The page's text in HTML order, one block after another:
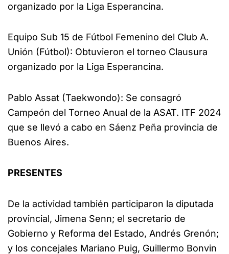
organizado por la Liga Esperancina.
Equipo Sub 15 de Fútbol Femenino del Club A.
Unión (Fútbol): Obtuvieron el torneo Clausura
organizado por la Liga Esperancina.
Pablo Assat (Taekwondo): Se consagró
Campeón del Torneo Anual de la ASAT. ITF 2024
que se llevó a cabo en Sáenz Peña provincia de
Buenos Aires.
PRESENTES
De la actividad también participaron la diputada
provincial, Jimena Senn; el secretario de
Gobierno y Reforma del Estado, Andrés Grenón;
y los concejales Mariano Puig, Guillermo Bonvin